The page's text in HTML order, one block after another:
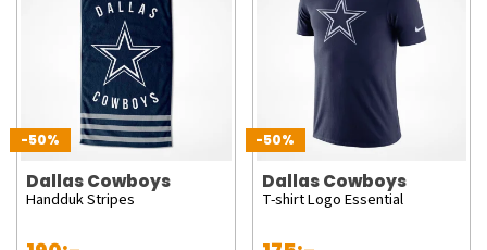
-50%
Dallas Cowboys
Handduk Stripes
-50%
Dallas Cowboys
T-shirt Logo Essential